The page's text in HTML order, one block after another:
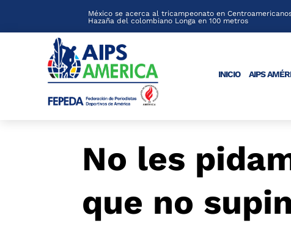
México se acerca al tricampeonato en
Hazaña del colombiano Longa en 100 metros
INICIO AIPS
No les
que no